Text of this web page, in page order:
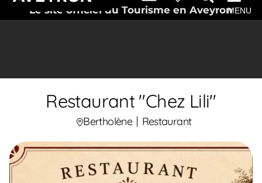
Le site officiel du Tourisme en AveyronMENU
Restaurant "Chez Lili"
Bertholène Restaurant